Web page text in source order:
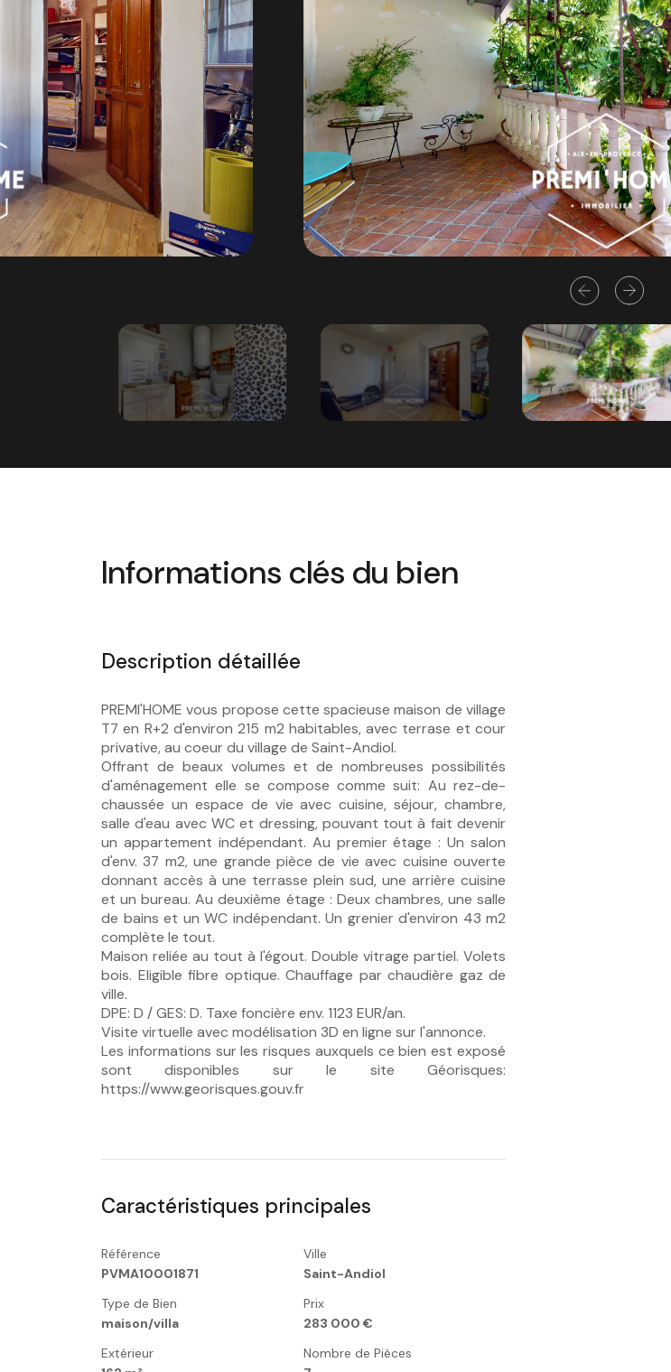
Informations clés du bien
Description détaillée
PREMI'HOME vous propose cette spacieuse maison de village
T7 en R+2 d'environ 215 m2 habitables, avec terrase et cour
privative, au coeur du village de Saint-Andiol.
Offrant de beaux volumes et de nombreuses possibilités
d'aménagement elle se compose comme suit: Au rez-de-
chaussée un espace de vie avec cuisine, séjour, chambre,
salle d'eau avec WC et dressing, pouvant tout à fait devenir
un appartement indépendant. Au premier étage : Un salon
d'env. 37 m2, une grande pièce de vie avec cuisine ouverte
donnant accès à une terrasse plein sud, une arrière cuisine
et un bureau. Au deuxième étage : Deux chambres, une salle
de bains et un WC indépendant. Un grenier d'environ 43 m2
complète le tout.
Maison reliée au tout à l'égout. Double vitrage partiel. Volets
bois. Eligible fibre optique. Chauffage par chaudière gaz de
ville.
DPE: D / GES: D. Taxe foncière env. 1123 EUR/an.
Visite virtuelle avec modélisation 3D en ligne sur l'annonce.
Les informations sur les risques auxquels ce bien est exposé
sont disponibles sur le site Géorisques:
https://www.georisques.gouv.fr
Caractéristiques principales
Référence
PVMA10001871
Ville
Saint-Andiol
Type de Bien
maison/villa
Prix
283 000 €
Extérieur
Nombre de Pièces